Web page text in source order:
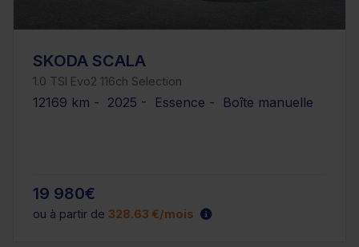
SKODA SCALA
1.0 TSI Evo2 116ch Selection
12169 km - 2025 - Essence - Boîte manuelle
19 980€
ou à partir de 328.63 €/mois